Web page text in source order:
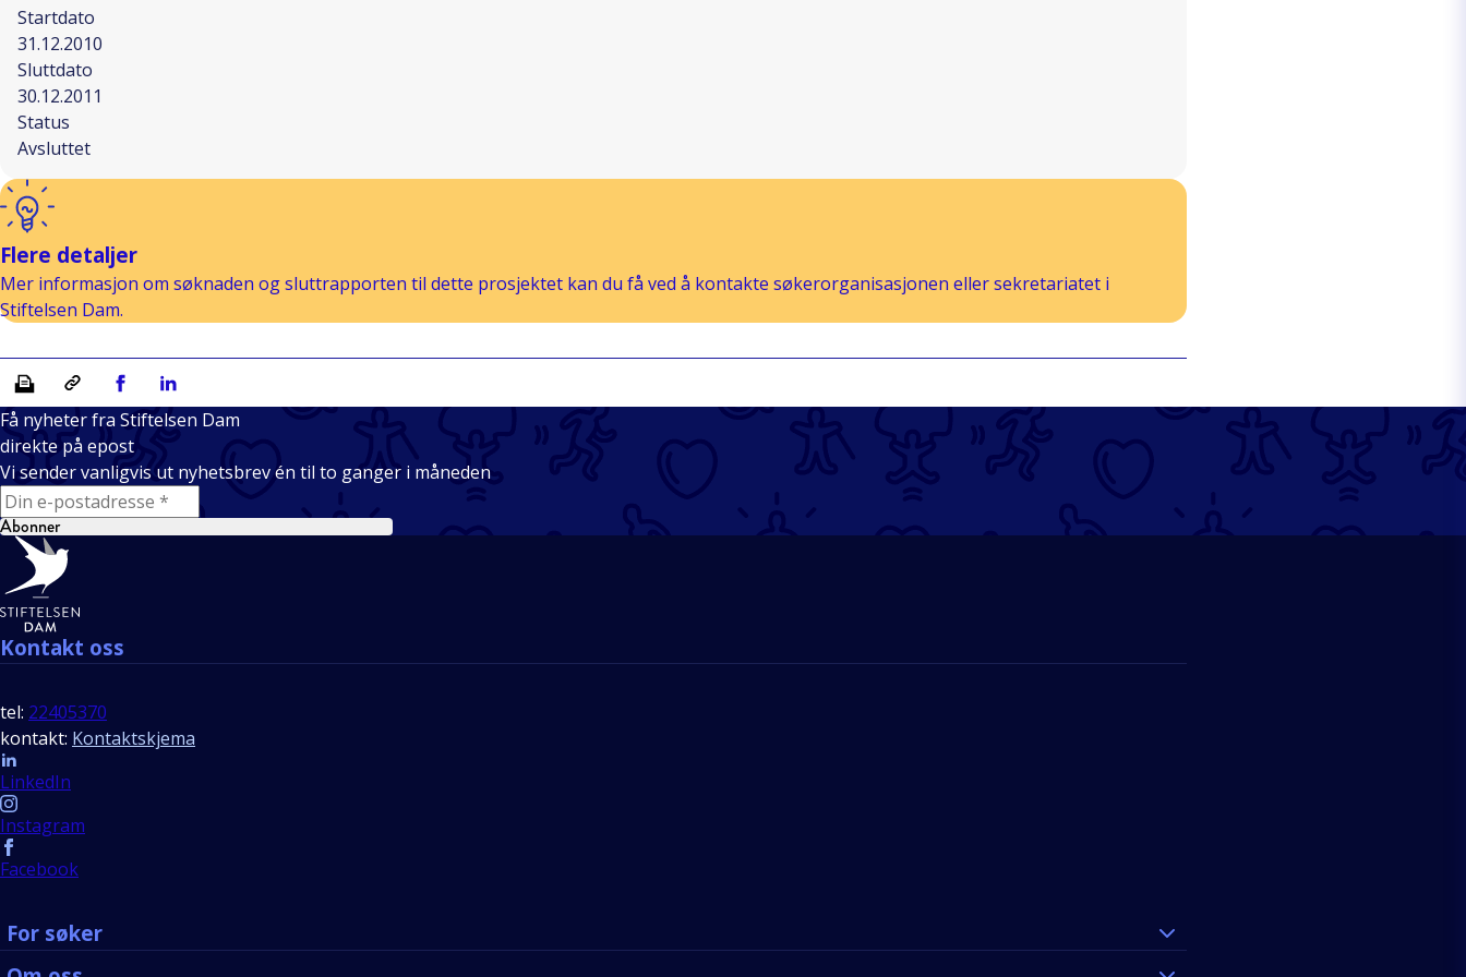
Startdato
31.12.2010
Sluttdato
30.12.2011
Status
Avsluttet
Flere detaljer
Mer informasjon om søknaden og sluttrapporten til dette prosjektet kan du få ved å kontakte søkerorganisasjonen eller sekretariatet i
Stiftelsen Dam.
Skriv ut Kopiera länkDel på Facebook
Del på Linkedin
Få nyheter fra Stiftelsen Dam
direkte på epost
Vi sender vanligvis ut nyhetsbrev én til to ganger i måneden
E-mail
Abonner
Bunntekst
Kontakt oss
tel: 22405370
kontakt: Kontaktskjema
Follow us
LinkedIn
Instagram
Facebook
For søker